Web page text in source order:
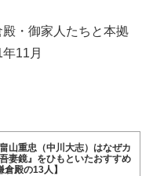
・御家人たちと本拠
11月
山重忠（中川大志）はなぜカ
妻鏡』をひもといたおすすめ
殿の13人】